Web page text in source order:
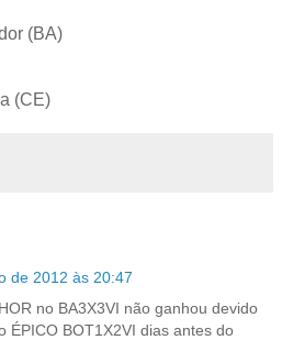
(BA)
(CE)
de 2012 às 20:47
no BA3X3VI não ganhou devido
ÉPICO BOT1X2VI dias antes do